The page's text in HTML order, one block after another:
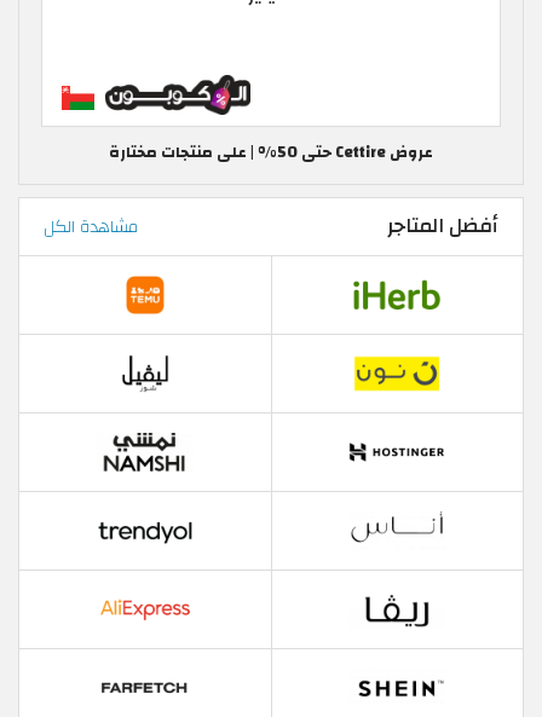
عروض Cettire حتى 50% | على منتجات مختارة
أفضل المتاجر مشاهدة الكل